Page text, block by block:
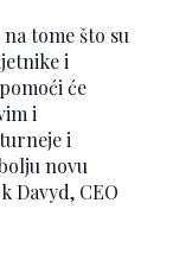
tome što su
i
će
i
i
novu
Davyd, CEO